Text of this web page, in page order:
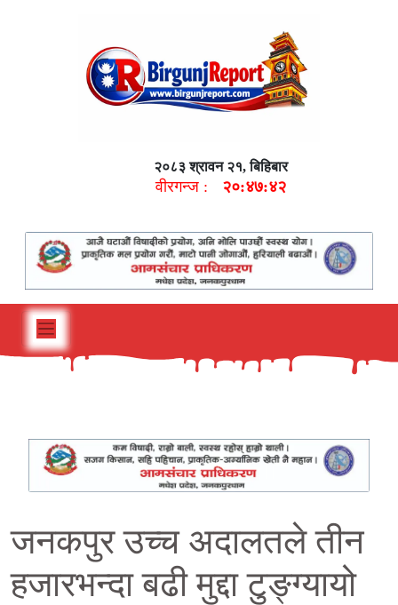
२०८३ श्रावन २१, बिहिबार
वीरगन्ज : २०:४७:४३
जनकपुर उच्च अदालतले तीन
हजारभन्दा बढी मुद्दा टुङ्ग्यायो